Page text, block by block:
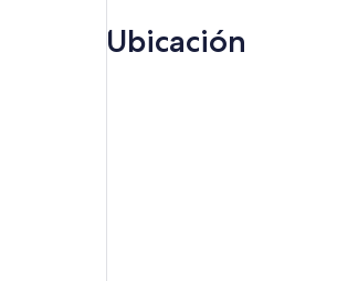
Ubicación